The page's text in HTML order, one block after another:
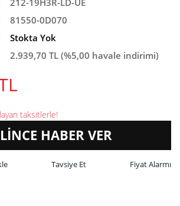
81550-0D070
Stokta Yok
2.939,70 TL (%5,00 havale indirimi)
taksitlerle!
HABER VER
Tavsiye Et
Fiyat Alarmı